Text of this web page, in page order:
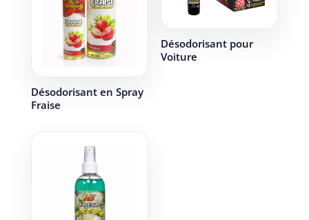
Désodorisant en Spray
Fraise
Désodorisant pour
Voiture